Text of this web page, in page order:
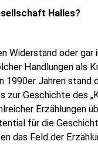
Halles?
Widerstand oder gar
Handlungen als
1990er Jahren stand
Geschichte des
Erzählungen
für die
das Feld der